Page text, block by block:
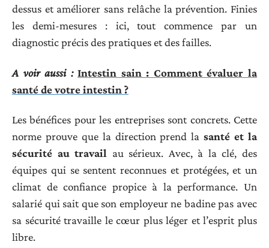
dessus et améliorer sans relâche la prévention. Finies
les demi-mesures : ici, tout commence par un
diagnostic précis des pratiques et des failles.
A voir aussi : Intestin sain : Comment évaluer la
santé de votre intestin ?
Les bénéfices pour les entreprises sont concrets. Cette
norme prouve que la direction prend lasanté et la
sécurité au travail au sérieux. Avec, à la clé, des
équipes qui se sentent reconnues et protégées, et un
climat de confiance propice à la performance. Un
salarié qui sait que son employeur ne badine pas avec
sa sécurité travaille le cœur plus léger et l’esprit plus
libre.